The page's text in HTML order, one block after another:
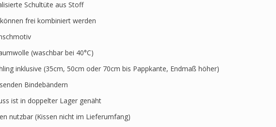
Schultüte aus Stoff
frei kombiniert werden
(waschbar bei 40°C)
inklusive (35cm, 50cm oder 70cm bis Pappkante, Endmaß höher)
Bindebändern
ist in doppelter Lager genäht
nutzbar (Kissen nicht im Lieferumfang)